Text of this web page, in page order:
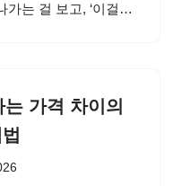
가는 걸 보고, ‘이걸…
가격 차이의